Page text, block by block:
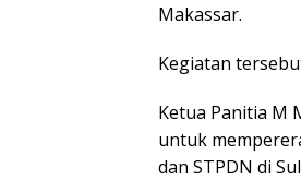
Makassar.
Kegiatan
Ketua Panitia M
untuk
dan STPDN di